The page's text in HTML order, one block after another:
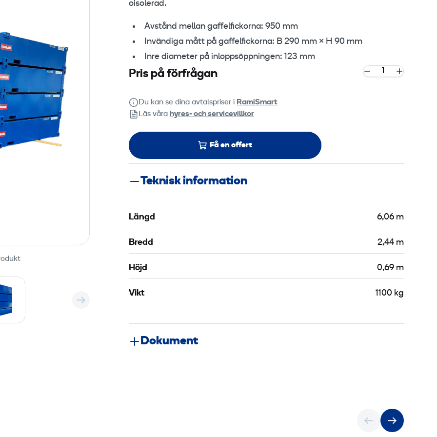
oisolerad.
Avstånd mellan gaffelfickorna: 950 mm
Invändiga mått på gaffelfickorna: B 290 mm × H 90 mm
Inre diameter på inloppsöppningen: 123 mm
Pris på förfrågan
Du kan se dina avtalspriser i RamiSmart
Läs våra hyres‑ och servicevillkor
Få en offert
Teknisk information
Längd 6,06 m
Bredd 2,44 m
Höjd 0,69 m
Vikt 1100 kg
Dokument